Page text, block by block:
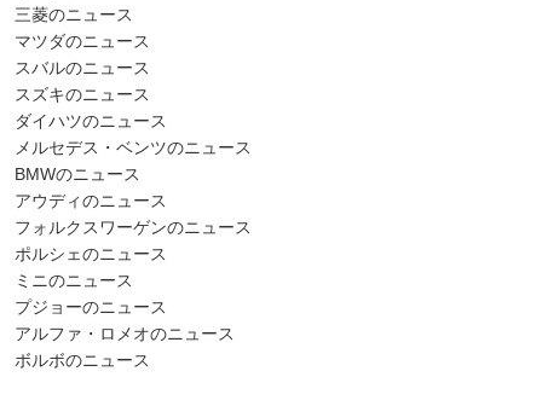
三菱のニュース
マツダのニュース
スバルのニュース
スズキのニュース
ダイハツのニュース
メルセデス・ベンツのニュース
BMWのニュース
アウディのニュース
フォルクスワーゲンのニュース
ポルシェのニュース
ミニのニュース
プジョーのニュース
アルファ・ロメオのニュース
ボルボのニュース